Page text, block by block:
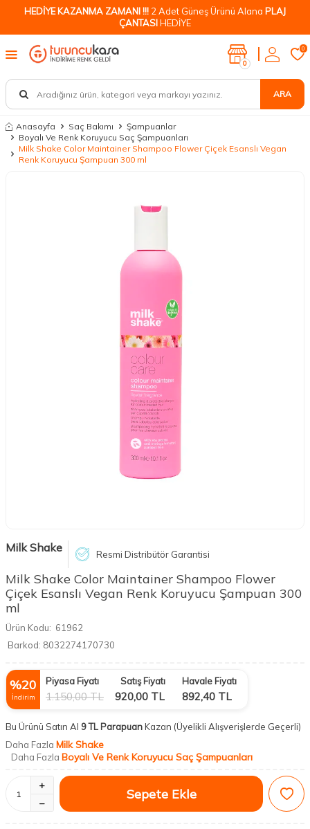
HEDİYE KAZANMA ZAMANI !!! 2 Adet Güneş Ürünü Alana PLAJ
ÇANTASIHEDİYE
ARA
0
0
Anasayfa Saç Bakımı
Şampuanlar
Boyalı Ve Renk Koruyucu Saç Şampuanları
Milk Shake Color Maintainer Shampoo Flower Çiçek Esanslı Vegan
Renk Koruyucu Şampuan 300 ml
Milk Shake Resmi Distribütör Garantisi
Milk Shake Color Maintainer Shampoo Flower
Çiçek Esanslı Vegan Renk Koruyucu Şampuan 300
ml
Ürün Kodu: 61962
Barkod: 8032274170730
%20
İndirim
Piyasa Fiyatı
1.150,00TL
Satış Fiyatı
920,00 TL
Havale Fiyatı
892,40 TL
Bu Ürünü Satın Al 9 TL ParapuanKazan (Üyelikli Alışverişlerde Geçerli)
Daha Fazla Milk Shake
Daha Fazla Boyalı Ve Renk Koruyucu Saç Şampuanları
Sepete Ekle